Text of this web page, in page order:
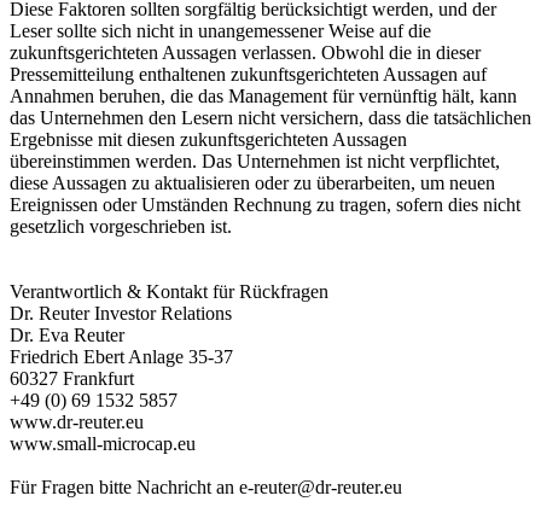
Diese Faktoren sollten sorgfältig berücksichtigt werden, und der
Leser sollte sich nicht in unangemessener Weise auf die
zukunftsgerichteten Aussagen verlassen. Obwohl die in dieser
Pressemitteilung enthaltenen zukunftsgerichteten Aussagen auf
Annahmen beruhen, die das Management für vernünftig hält, kann
das Unternehmen den Lesern nicht versichern, dass die tatsächlichen
Ergebnisse mit diesen zukunftsgerichteten Aussagen
übereinstimmen werden. Das Unternehmen ist nicht verpflichtet,
diese Aussagen zu aktualisieren oder zu überarbeiten, um neuen
Ereignissen oder Umständen Rechnung zu tragen, sofern dies nicht
gesetzlich vorgeschrieben ist.
Verantwortlich & Kontakt für Rückfragen
Dr. Reuter Investor Relations
Dr. Eva Reuter
Friedrich Ebert Anlage 35-37
60327 Frankfurt
+49 (0) 69 1532 5857
www.dr-reuter.eu
www.small-microcap.eu
Für Fragen bitte Nachricht an e-reuter@dr-reuter.eu